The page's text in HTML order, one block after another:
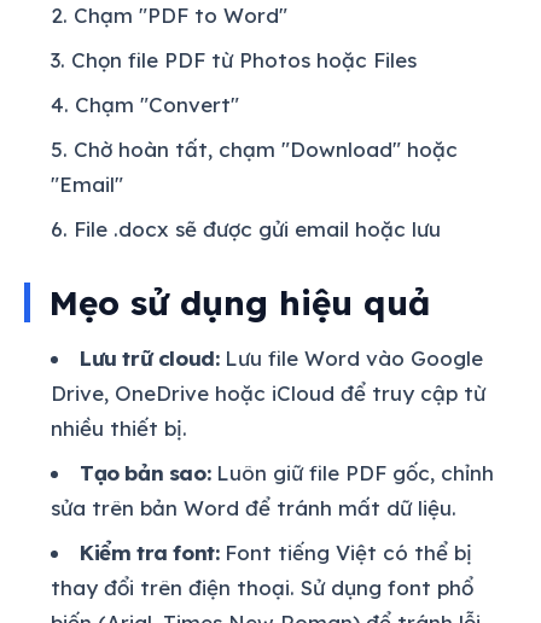
Chạm "PDF to Word"
Chọn file PDF từ Photos hoặc Files
Chạm "Convert"
Chờ hoàn tất, chạm "Download" hoặc
"Email"
File .docx sẽ được gửi email hoặc lưu
Mẹo sử dụng hiệu quả
Lưu trữ cloud:Lưu file Word vào Google
Drive, OneDrive hoặc iCloud để truy cập từ
nhiều thiết bị.
Tạo bản sao:Luôn giữ file PDF gốc, chỉnh
sửa trên bản Word để tránh mất dữ liệu.
Kiểm tra font:Font tiếng Việt có thể bị
thay đổi trên điện thoại. Sử dụng font phổ